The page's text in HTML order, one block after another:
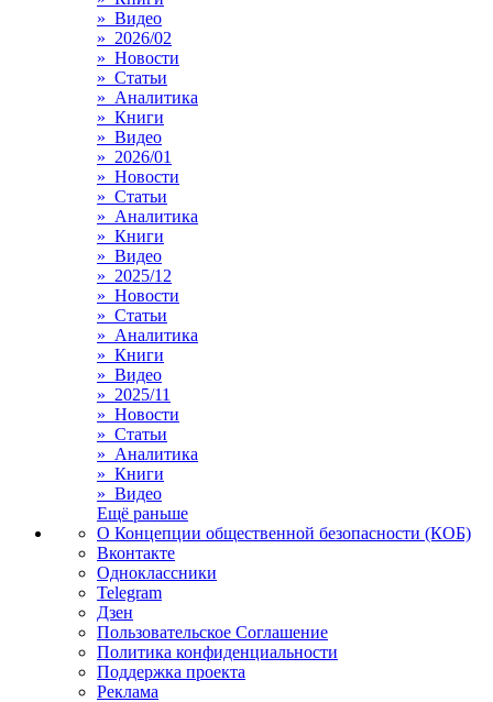
» Видео
» 2026/02
» Новости
» Статьи
» Аналитика
» Книги
» Видео
» 2026/01
» Новости
» Статьи
» Аналитика
» Книги
» Видео
» 2025/12
» Новости
» Статьи
» Аналитика
» Книги
» Видео
» 2025/11
» Новости
» Статьи
» Аналитика
» Книги
» Видео
Ещё раньше
О Концепции общественной безопасности (КОБ)
Вконтакте
Одноклассники
Telegram
Дзен
Пользовательское Соглашение
Политика конфиденциальности
Поддержка проекта
Реклама